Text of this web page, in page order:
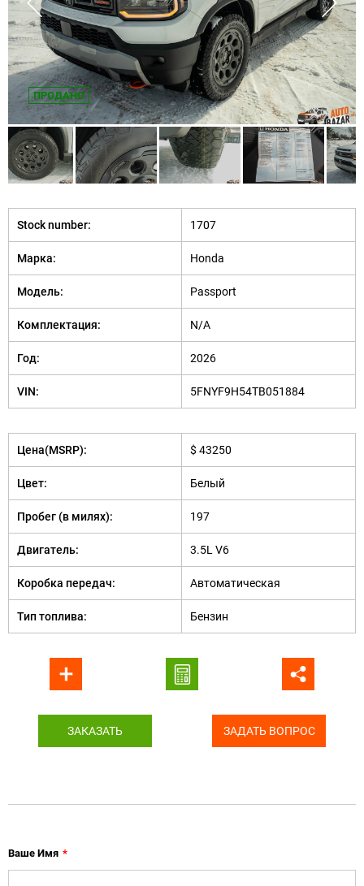
ПРОДАНО
Stock number: 1707
Марка: Honda
Модель: Passport
Комплектация: N/A
Год: 2026
VIN: 5FNYF9H54TB051884
Цена(MSRP): $ 43250
Цвет: Белый
Пробег (в милях): 197
Двигатель: 3.5L V6
Коробка передач: Автоматическая
Тип топлива: Бензин
ЗАКАЗАТЬ ЗАДАТЬ ВОПРОС
Ваше Имя *